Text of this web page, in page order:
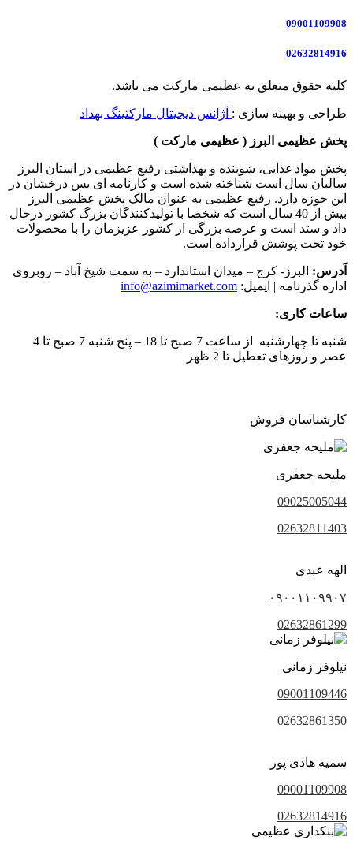
09001109908
02632814916
کلیه حقوق متعلق به عظیمی مارکت می باشد.
طراحی و بهینه سازی : آژانس دیجیتال مارکتینگ بهداد
پخش عظیمی البرز ( عظیمی مارکت )
پخش مواد غذایی، شوینده و بهداشتی رفیع عظیمی در استان البرز
سالیان سال است شناخته شده است و کارنامه ای بس درخشان در
این حوزه دارد. رفیع عظیمی به عنوان مالک پخش عظیمی البرز
بیش از 40 سال است که شخصا با تولیدکنندگان بزرگ کشور درحال
داد و ستد است و عرصه بزرگی از کشور عزیزمان را با محصولات
خود تحت پوشش قرارداده است.
آدرس: البرز- کرج – میدان استاندارد – به سمت شیخ آباد – روبروی
اداره گذرنامه | ایمیل: info@azimimarket.com
ساعات کاری:
شنبه تا چهارشنبه از ساعت 7 صبح تا 18 – پنج شنبه 7 صبح تا 4
عصر و روزهای تعطیل تا 2 ظهر
کارشناسان فروش
ملیحه جعفری
09025005044
02632811403
الهه عبدی
۰۹۰۰۱۱۰۹۹۰۷
02632861299
نیلوفر زمانی
09001109446
02632861350
سمیه هادی پور
09001109908
02632814916